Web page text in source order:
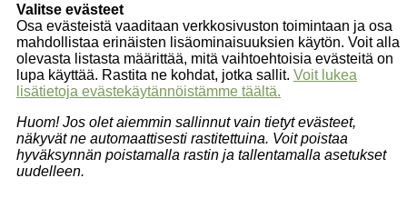
Valitse evästeet
Osa evästeistä vaaditaan verkkosivuston toimintaan ja osa
mahdollistaa erinäisten lisäominaisuuksien käytön. Voit alla
olevasta listasta määrittää, mitä vaihtoehtoisia evästeitä on
lupa käyttää. Rastita ne kohdat, jotka sallit. Voit lukea
lisätietoja evästekäytännöistämme täältä.
Huom! Jos olet aiemmin sallinnut vain tietyt evästeet,
näkyvät ne automaattisesti rastitettuina. Voit poistaa
hyväksynnän poistamalla rastin ja tallentamalla asetukset
uudelleen.